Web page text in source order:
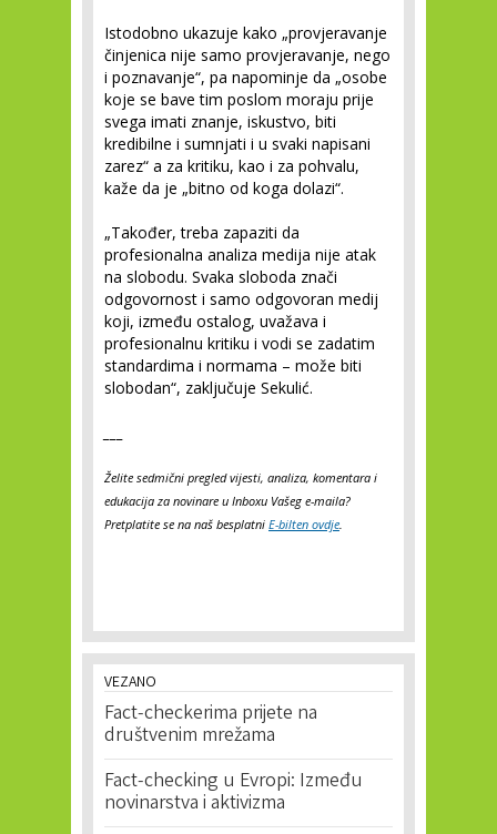
Istodobno ukazuje kako „provjeravanje
činjenica nije samo provjeravanje, nego
i poznavanje“, pa napominje da „osobe
koje se bave tim poslom moraju prije
svega imati znanje, iskustvo, biti
kredibilne i sumnjati i u svaki napisani
zarez“ a za kritiku, kao i za pohvalu,
kaže da je „bitno od koga dolazi“.
„Također, treba zapaziti da
profesionalna analiza medija nije atak
na slobodu. Svaka sloboda znači
odgovornost i samo odgovoran medij
koji, između ostalog, uvažava i
profesionalnu kritiku i vodi se zadatim
standardima i normama – može biti
slobodan“, zaključuje Sekulić.
Želite sedmični pregled vijesti, analiza, komentara i
edukacija za novinare u Inboxu Vašeg e-maila?
Pretplatite se na naš besplatni E-bilten ovdje.
VEZANO
Fact-checkerima prijete na
društvenim mrežama
Fact-checking u Evropi: Između
novinarstva i aktivizma